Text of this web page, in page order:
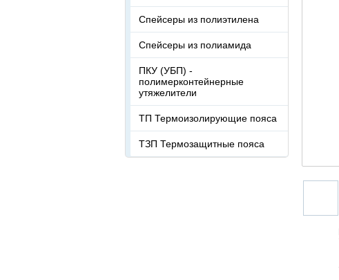
Спейсеры из полиэтилена
Спейсеры из полиамида
ПКУ (УБП) -
полимерконтейнерные
утяжелители
ТП Термоизолирующие пояса
ТЗП Термозащитные пояса